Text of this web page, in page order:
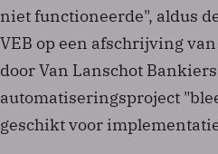
niet functioneerde", aldus
VEB op een afschrijving
door Van Lanschot
automatiseringsproject
geschikt voor